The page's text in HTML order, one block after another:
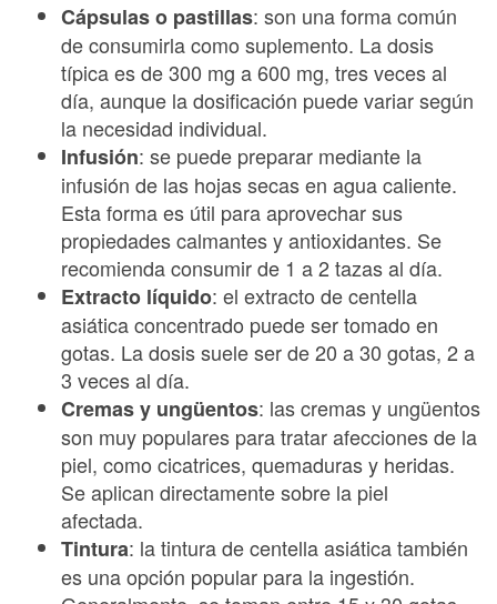
Cápsulas o pastillas: son una forma común
de consumirla como suplemento. La dosis
típica es de 300 mg a 600 mg, tres veces al
día, aunque la dosificación puede variar según
la necesidad individual.
Infusión: se puede preparar mediante la
infusión de las hojas secas en agua caliente.
Esta forma es útil para aprovechar sus
propiedades calmantes y antioxidantes. Se
recomienda consumir de 1 a 2 tazas al día.
Extracto líquido: el extracto de centella
asiática concentrado puede ser tomado en
gotas. La dosis suele ser de 20 a 30 gotas, 2 a
3 veces al día.
Cremas y ungüentos: las cremas y ungüentos
son muy populares para tratar afecciones de la
piel, como cicatrices, quemaduras y heridas.
Se aplican directamente sobre la piel
afectada.
Tintura: la tintura de centella asiática también
es una opción popular para la ingestión.